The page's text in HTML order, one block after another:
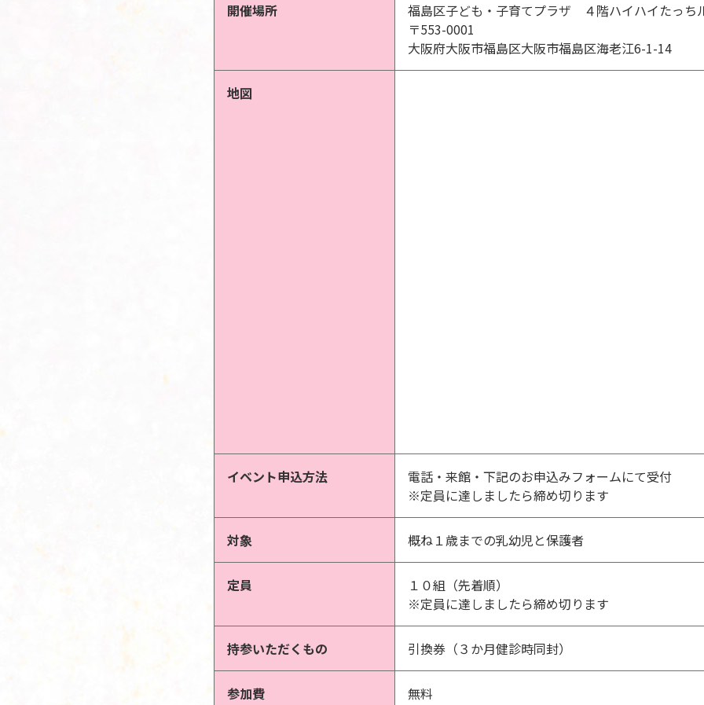
開催場所
福島区子ども・子育てプラザ ４階ハイハイたっち
〒553-0001
大阪府大阪市福島区大阪市福島区海老江6-1-14
地図
イベント申込方法
電話・来館・下記のお申込みフォームにて受付
※定員に達しましたら締め切ります
対象 概ね１歳までの乳幼児と保護者
定員
１０組（先着順）
※定員に達しましたら締め切ります
持参いただくもの 引換券（３か月健診時同封）
参加費 無料